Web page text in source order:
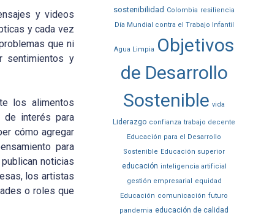
y videos
y cada vez
que ni
sentimientos y
los alimentos
de interés para
cómo agregar
para
noticias
los artistas
o roles que
sostenibilidad Colombia resiliencia
Día Mundial contra el Trabajo Infantil
Agua Limpia Objetivos
de Desarrollo
Sostenible vida
Liderazgo confianza trabajo decente
Educación para el Desarrollo
Sostenible Educación superior
educación inteligencia artificial
gestión empresarial equidad
Educación comunicación futuro
pandemia educación de calidad